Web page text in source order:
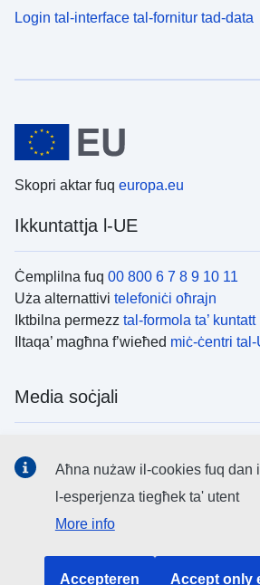
Login tal-interface tal-fornitur tad-data
Skopri aktar fuq europa.eu
Ikkuntattja l-UE
Ċemplilna fuq 00 800 6 7 8 9 10 11
Uża alternattivi telefoniċi oħrajn
Iktbilna permezz tal-formola ta’ kuntatt
Iltaqa’ magħna f’wieħed miċ-ċentri tal-
Media soċjali
L-istituzzjonijiet u l-korpi tal-UE
Aħna nużaw il-cookies fuq dan
l-esperjenza tiegħek ta' utent
More info
Accepteren Accept only